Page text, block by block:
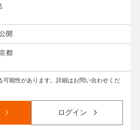
開
都
可能性があります。詳細はお問い合わせくだ
ログイン